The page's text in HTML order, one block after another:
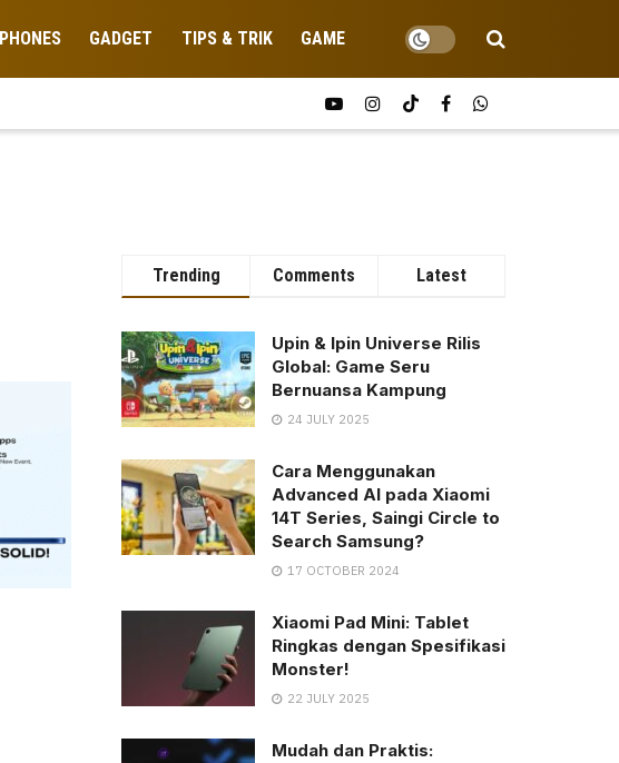
GADGET TIPS & TRIK GAME
Trending Comments Latest
Upin & Ipin Universe Rilis
Global: Game Seru
Bernuansa Kampung
24 JULY 2025
Cara Menggunakan
Advanced AI pada Xiaomi
14T Series, Saingi Circle to
Search Samsung?
17 OCTOBER 2024
Xiaomi Pad Mini: Tablet
Ringkas dengan Spesifikasi
Monster!
22 JULY 2025
Mudah dan Praktis: